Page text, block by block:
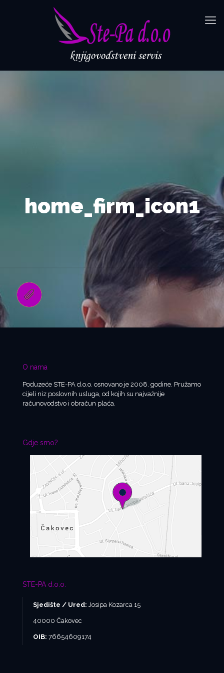
home_firm_icon1
O nama
Poduzeće STE-PA d.o.o. osnovano je 2008. godine. Pružamo
cijeli niz poslovnih usluga, od kojih su najvažnije
računovodstvo i obračun plaća.
Gdje smo?
STE-PA d.o.o.
Sjedište / Ured: Josipa Kozarca 15
40000 Čakovec
OIB: 76654609174